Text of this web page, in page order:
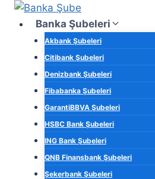
Skip
content
Banka Şubeleri
Akbank Şubeleri
Citibank Şubeleri
Denizbank Şubeleri
Fibabanka Şubeleri
GarantiBBVA Şubeleri
HSBC Bank Şubeleri
ING Bank Şubeleri
QNB Finansbank Şubeleri
Şekerbank Şubeleri